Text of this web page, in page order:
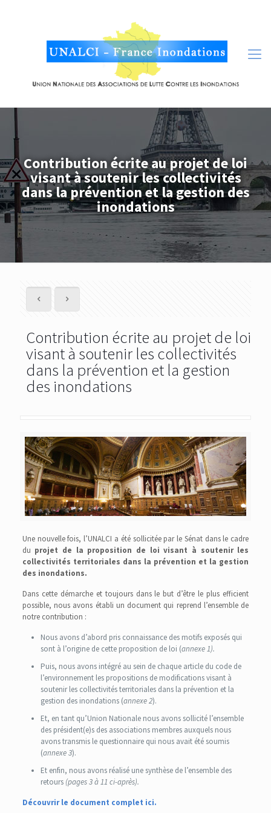
Contribution écrite au projet de loi
visant à soutenir les collectivités
dans la prévention et la gestion des
inondations
Contribution écrite au projet de loi
visant à soutenir les collectivités
dans la prévention et la gestion
des inondations
Une nouvelle fois, l’UNALCI a été sollicitée par le Sénat dans le cadre
du projet de la proposition de loi visant à soutenir les
collectivités territoriales dans la prévention et la gestion
des inondations.
Dans cette démarche et toujours dans le but d’être le plus efficient
possible, nous avons établi un document qui reprend l’ensemble de
notre contribution :
Nous avons d’abord pris connaissance des motifs exposés qui
sont à l’origine de cette proposition de loi (annexe 1).
Puis, nous avons intégré au sein de chaque article du code de
l’environnement les propositions de modifications visant à
soutenir les collectivités territoriales dans la prévention et la
gestion des inondations (annexe 2).
Et, en tant qu’Union Nationale nous avons sollicité l’ensemble
des président(e)s des associations membres auxquels nous
avons transmis le questionnaire qui nous avait été soumis
(annexe 3).
Et enfin, nous avons réalisé une synthèse de l’ensemble des
retours (pages 3 à 11 ci-après).
Découvrir le document complet ici.